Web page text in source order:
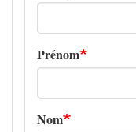
Prénom
Nom